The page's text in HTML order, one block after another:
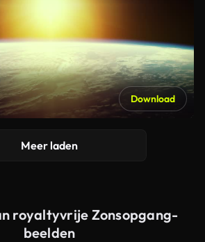
Download
Meer laden
royaltyvrije Zonsopgang-
beelden